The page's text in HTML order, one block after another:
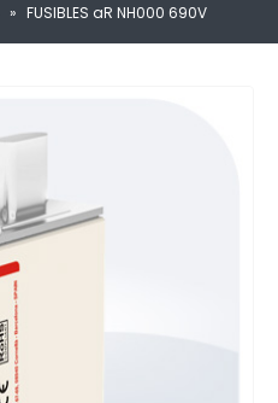
» FUSIBLES aR NH000 690V